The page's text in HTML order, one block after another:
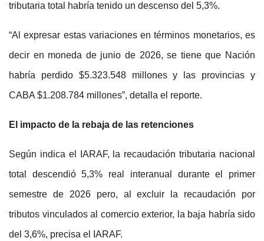
tributaria total habría tenido un descenso del 5,3%.
“Al expresar estas variaciones en términos monetarios, es
decir en moneda de junio de 2026, se tiene que Nación
habría perdido $5.323.548 millones y las provincias y
CABA $1.208.784 millones”, detalla el reporte.
El impacto de la rebaja de las retenciones
Según indica el IARAF, la recaudación tributaria nacional
total descendió 5,3% real interanual durante el primer
semestre de 2026 pero, al excluir la recaudación por
tributos vinculados al comercio exterior, la baja habría sido
del 3,6%, precisa el IARAF.